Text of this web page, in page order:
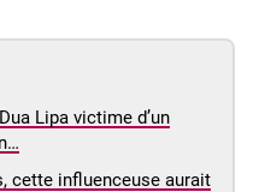
Lipa victime d’un
cette influenceuse aurait